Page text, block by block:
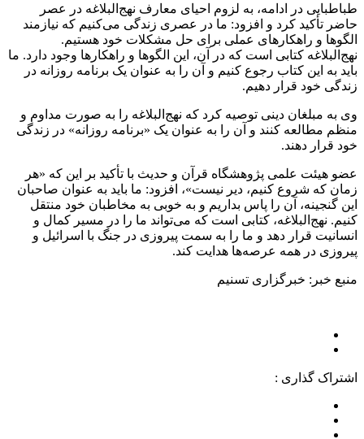
طباطبایی در ادامه، به لزوم احیای معارف نهج‌البلاغه در عصر
حاضر تأکید کرد و افزود: ما در عصری زندگی می‌کنیم که نیازمند
الگوها و راهکارهای عملی برای حل مشکلات خود هستیم.
نهج‌البلاغه کتابی است که در آن، این الگوها و راهکارها وجود دارد. ما
باید به این کتاب رجوع کنیم و آن را به عنوان یک برنامه روزانه در
زندگی خود قرار دهیم.
وی به مبلغان دینی توصیه کرد که نهج‌البلاغه را به صورت مداوم و
منظم مطالعه کنند و آن را به عنوان یک «برنامه روزانه» در زندگی
خود قرار دهند.
عضو هیئت علمی پژوهشگاه قرآن و حدیث با تأکید بر این که «هر
زمان که شروع کنیم، دیر نیست»، افزود: ما باید به عنوان صاحبان
این گنجینه، آن را پاس بداریم و به خوبی به مخاطبان خود منتقل
کنیم. نهج‌البلاغه، کتابی است که می‌تواند ما را در مسیر کمال و
انسانیت قرار دهد و ما را به سمت پیروزی در جنگ با اسرائیل و
پیروزی در همه عرصه‌ها هدایت کند.
منبع خبر: خبرگزاری تسنیم
اشتراک گذاری :